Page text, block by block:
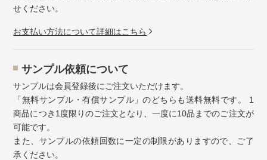
せください。
お⽀払い⽅法について詳細はこちら
サンプル依頼について
サンプルは会員登録後にご注文いただけます。
「無料サンプル・有償サンプル」のどちらも送料無料です。 1
商品につき1度限りのご注文となり、一度に10品までのご注文が
可能です。
また、サンプルの依頼回数に一定の制限がありますので、ご了
承ください。